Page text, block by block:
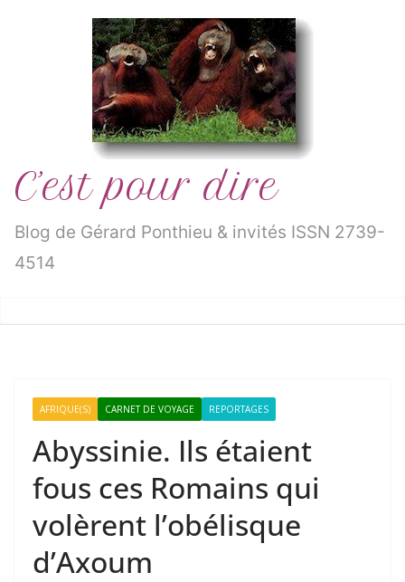
C’est pour dire
Blog de Gérard Ponthieu & invités ISSN 2739-
4514
AFRIQUE(S) CARNET DE VOYAGE REPORTAGES
Abyssinie. Ils étaient
fous ces Romains qui
volèrent l’obélisque
d’Axoum